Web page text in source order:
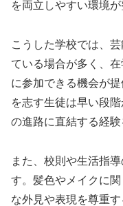
を両立しやすい環境が
こうした学校では、
ている場合が多く、
に参加できる機会が
を志す生徒は早い段
の進路に直結する経験
また、校則や生活指
す。髪色やメイクに
な外見や表現を尊重